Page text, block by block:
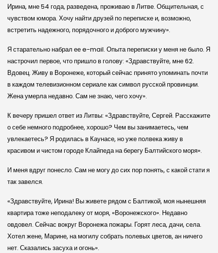
Ирина, мне 54 года, разведена, проживаю в Литве. Общительная, с
чувством юмора. Хочу найти друзей по переписке и, возможно,
встретить надежного, порядочного и доброго мужчину».
Я старательно набрал ее e-mail. Опыта переписки у меня не было. Я
настрочил первое, что пришло в голову: «Здравствуйте, мне 62.
Вдовец. Живу в Воронеже, который сейчас принято упоминать почти
в каждом телевизионном сериале как символ русской провинции.
Жена умерла недавно. Сам не знаю, чего хочу».
К вечеру пришел ответ из Литвы: «Здравствуйте, Сергей. Расскажите
о себе немного подробнее, хорошо? Чем вы занимаетесь, чем
увлекаетесь? Я родилась в Каунасе, но уже полвека живу в
красивом и чистом городе Клайпеда на берегу Балтийского моря».
И меня вдруг понесло. Сам не могу до сих пор понять, с какой стати я
так завелся.
«Здравствуйте, Ирина! Вы живете рядом с Балтикой, моя нынешняя
квартира тоже неподалеку от моря, «Воронежского». Недавно
овдовел. Сейчас вокруг Воронежа пожары. Горят леса, дачи, села.
Хотел жене, Марине, на могилу собрать полевых цветов, ан ничего
нет. Сказались засуха и огонь».